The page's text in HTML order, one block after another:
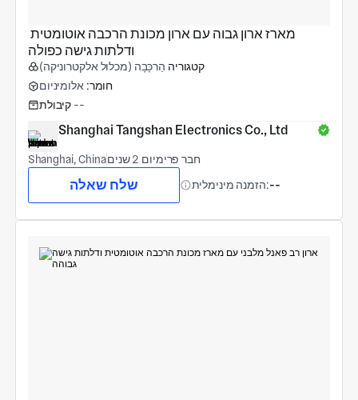
ודלתות גישה כפולה
קטגוריה הַרכָּבָה (מכלול אלקטרוניקה)
חומר: אלומיניום
קיבולת --
Shanghai Tangshan Electronics Co., Ltd
Shanghai, China חבר פרימיום 2 שנים
שלח שאלה הזמנה מינימלית:--